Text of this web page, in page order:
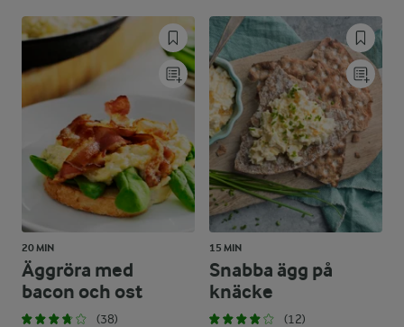
20 MIN
Äggröra med
bacon och ost
(38)
15 MIN
Snabba ägg på
knäcke
(12)